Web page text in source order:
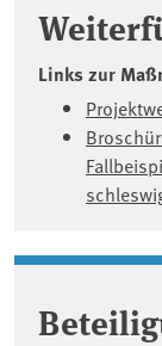
Links zur